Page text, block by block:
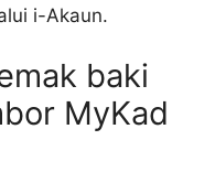
i-Akaun.
baki
MyKad